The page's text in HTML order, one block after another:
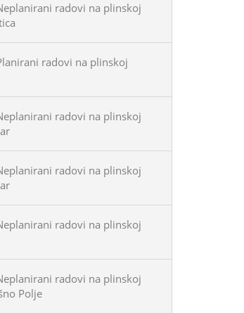
radovi na plinskoj
radovi na plinskoj
radovi na plinskoj
radovi na plinskoj
radovi na plinskoj
radovi na plinskoj
Polje